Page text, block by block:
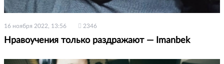
16 ноября 2022, 13:56 2346
Нравоучения только раздражают — Imanbek